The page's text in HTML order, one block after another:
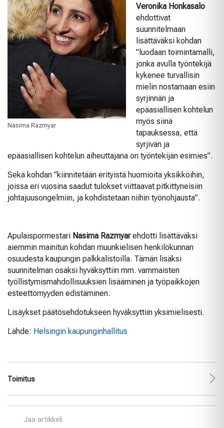
Nasima Razmyar
Veronika Honkasalo
ehdottivat
suunnitelmaan
lisättäväksi kohdan
"luodaan toimintamalli,
jonka avulla työntekijä
kykenee turvallisin
mielin nostamaan esiin
syrjinnän ja
epäasiallisen kohtelun
myös siinä
tapauksessa, että
syrjivän ja
epäasiallisen kohtelun aiheuttajana on työntekijän esimies”.
Sekä kohdan ”kiinnitetään erityistä huomioita yksikköihin,
joissa eri vuosina saadut tulokset viittaavat pitkittyneisiin
johtajuusongelmiin, ja kohdistetaan niihin työnohjausta”.
Apulaispormestari Nasima Razmyarehdotti lisättäväksi
aiemmin mainitun kohdan muunkielisen henkilökunnan
osuudesta kaupungin palkkalistoilla. Tämän lisäksi
suunnitelman osaksi hyväksyttiin mm. vammaisten
työllistymismahdollisuuksien lisääminen ja työpaikkojen
esteettömyyden edistäminen.
Lisäykset päätösehdotukseen hyväksyttiin yksimielisesti.
Lähde: Helsingin kaupunginhallitus
Toimitus
Jaa artikkeli